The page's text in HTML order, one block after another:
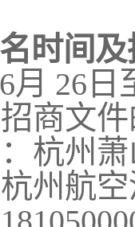
时间
6月 26 日
商文
杭州
州航